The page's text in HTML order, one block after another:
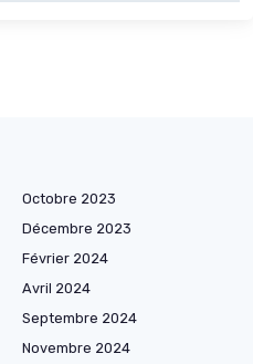
Octobre 2023
Décembre 2023
Février 2024
Avril 2024
Septembre 2024
Novembre 2024